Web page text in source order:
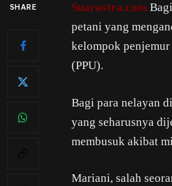
SHARE Suarastra.com
petani yang
kelompok penjemur
(PPU).
Bagi para nelayan
yang seharusnya
membusuk akibat
Mariani, salah